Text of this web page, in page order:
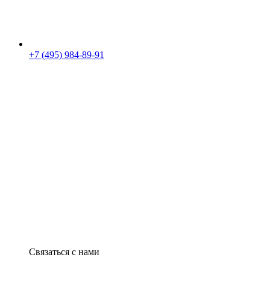
+7 (495) 984-89-91
Связаться с нами